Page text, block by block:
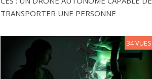
TRANSPORTER UNE PERSONNE
34 VUES